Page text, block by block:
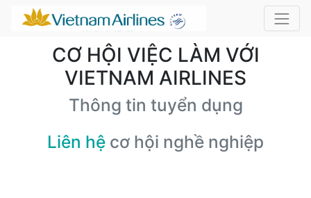
CƠ HỘI VIỆC LÀM VỚI
VIETNAM AIRLINES
Thông tin tuyển dụng
Liên hệ cơ hội nghề nghiệp